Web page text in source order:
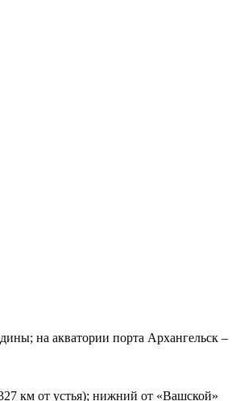
на акватории порта Архангельск –
км от устья); нижний от «Вашской»